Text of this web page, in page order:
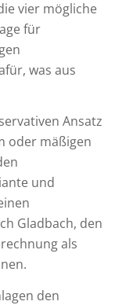
vier mögliche
für
was aus
Ansatz
oder mäßigen
und
Gladbach, den
als
den